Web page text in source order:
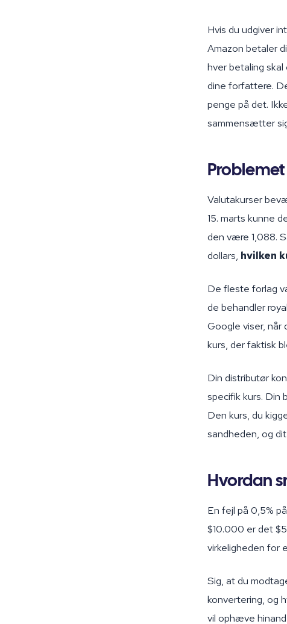
Hvis du udgiver
Amazon betaler
hver betaling
dine forfattere.
penge på det.
sammensætter
Valutakurser
15. marts kunne
den være 1,088.
dollars, hvilken
De fleste forlag
de behandler
Google viser, når
kurs, der faktisk
Din distributør
specifik kurs. Din
Den kurs, du
sandheden, og
Hvordan
En fejl på 0,5%
$10.000 er det
virkeligheden for
Sig, at du
konvertering, og
vil ophæve